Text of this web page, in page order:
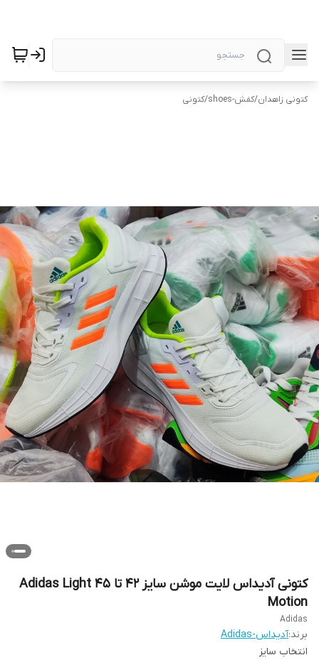
کتونی زاهدان/کفش-shoes /کتونی
کتونی آدیداس لایت موشن سایز ۴۲ تا ۴۵ Adidas Light
Motion
Adidas
برند:آدیداس-Adidas
انتخاب سایز